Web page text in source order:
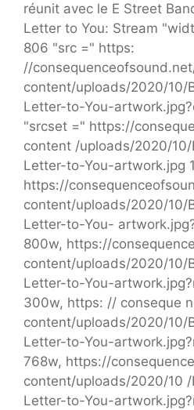
réunit avec le E Street
Letter to You: Stream
806 "src =" https:
//
content/uploads/2020/10/
Letter-to-You-
"srcset =" https://
content /uploads/2020/
Letter-to-You-artwork.jpg
https://
content/uploads/2020/10/
Letter-to-You-
800w, https://
content/uploads/2020/10/
Letter-to-You-
300w, https: // conseque
content/uploads/2020/10/
Letter-to-You-
768w, https://
content/uploads/2020/10
Letter-to-You-